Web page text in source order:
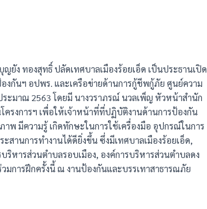
ยัง ทองสุทธิ์ ปลัดเทศบาลเมืองร้อยเอ็ด เป็นประธานเปิด
งกันฯ อปพร. และเครือข่ายด้านการกู้ชีพกู้ภัย ศูนย์ความ
ะมาณ 2563 โดยมี นางวราภรณ์ นวลเพ็ญ หัวหน้าสำนัก
ครงการฯ เพื่อให้เจ้าหน้าที่ที่ปฏิบัติงานด้านการป้องกัน
พ มีความรู้ เกิดทักษะในการใช้เครื่องมือ อุปกรณ์ในการ
สานการทำงานได้ดียิ่งขึ้น ซึ่งมีเทศบาลเมืองร้อยเอ็ด,
ริหารส่วนตำบลรอบเมือง, องค์การบริหารส่วนตำบลดง
มการฝึกครั้งนี้ ณ งานป้องกันและบรรเทาสาธารณภัย